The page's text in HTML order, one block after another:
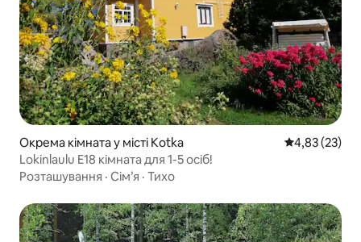
Окрема кімната у місті Kotka Середня
4,83 (23)
Lokinlaulu E18 кімната для 1-5 осіб!
Розташування · Сім’я · Тихо